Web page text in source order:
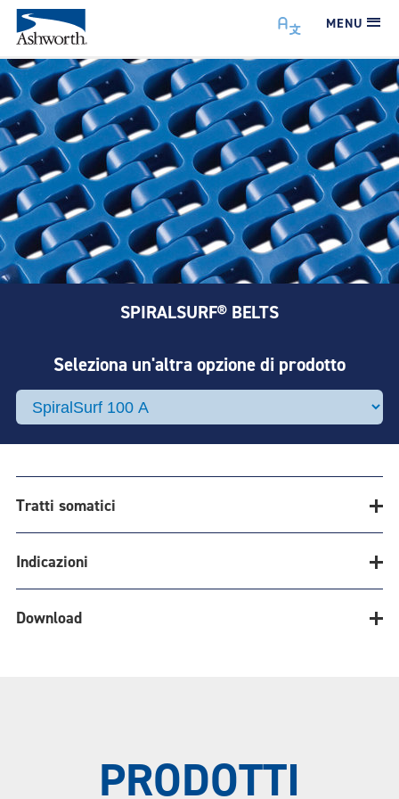
MENU
SPIRALSURF® BELTS
Seleziona un'altra opzione di prodotto
Tratti somatici
SPIRALSURF®
Indicazioni
Download
PRODOTTI